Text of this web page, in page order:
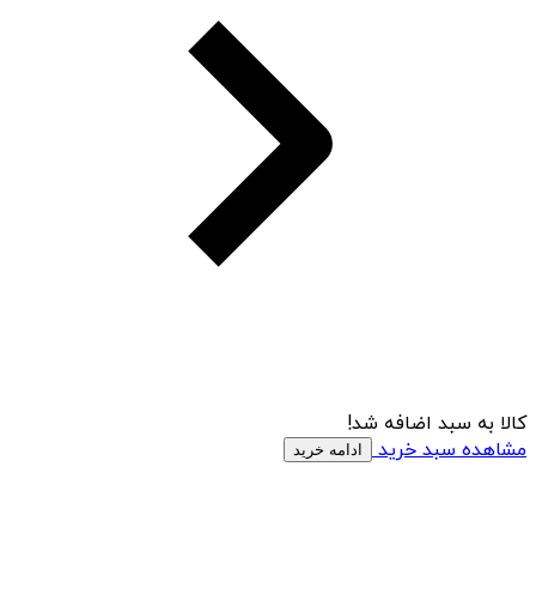
کالا به سبد اضافه شد!
مشاهده سبد خرید
ادامه خرید